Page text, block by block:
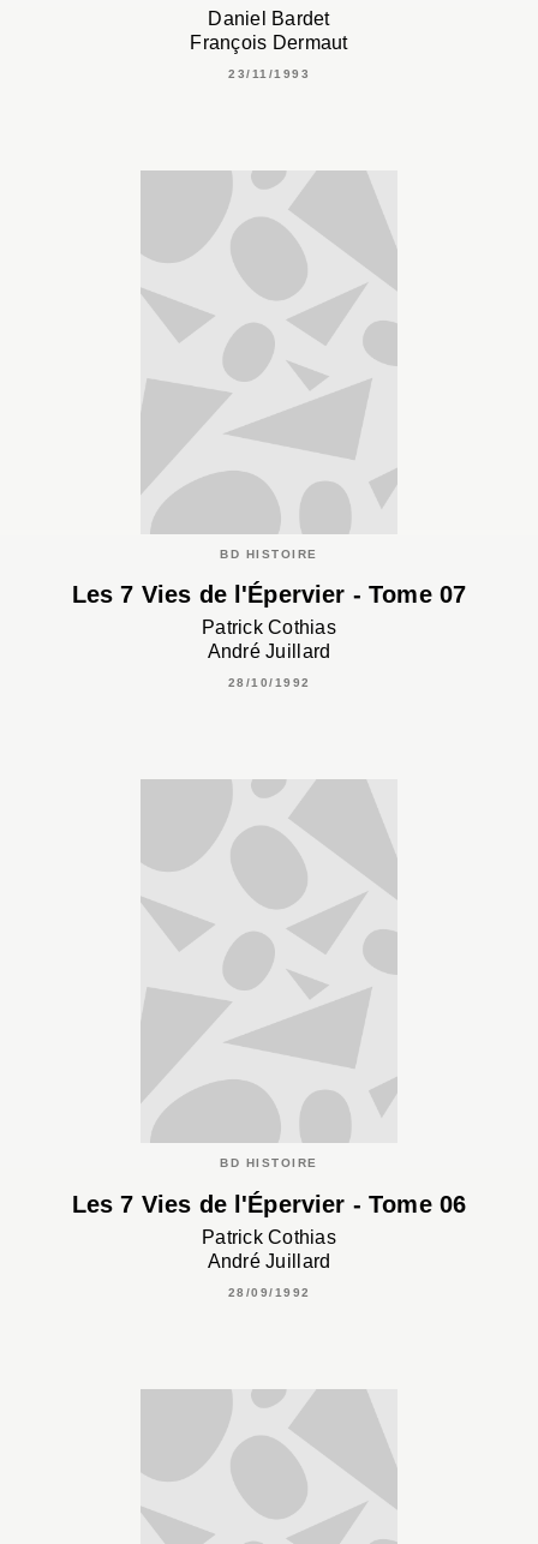
Daniel Bardet
François Dermaut
23/11/1993
BD HISTOIRE
Les 7 Vies de l'Épervier - Tome 07
Patrick Cothias
André Juillard
28/10/1992
BD HISTOIRE
Les 7 Vies de l'Épervier - Tome 06
Patrick Cothias
André Juillard
28/09/1992